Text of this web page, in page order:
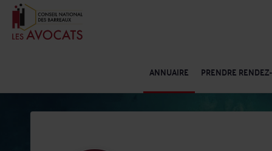
ANNUAIRE PRENDRE